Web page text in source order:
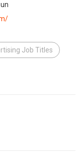
Job Titles